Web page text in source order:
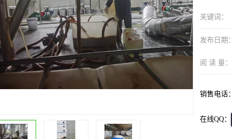
关键词：
发布日期：
阅 读 量：
销售电话：
在线QQ：